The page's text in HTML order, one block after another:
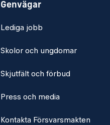
Genvägar
Lediga jobb
Skolor och ungdomar
Skjutfält och förbud
Press och media
Kontakta Försvarsmakten